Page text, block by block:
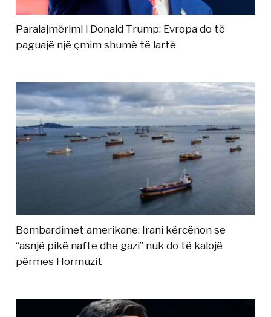
Paralajmërimi i Donald Trump: Evropa do të
paguajë një çmim shumë të lartë
Bombardimet amerikane: Irani kërcënon se
“asnjë pikë nafte dhe gazi” nuk do të kalojë
përmes Hormuzit